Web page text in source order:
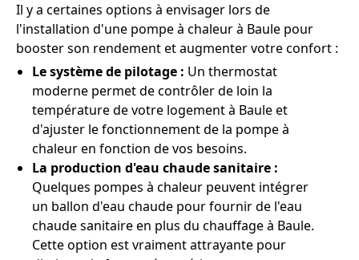
Il y a certaines options à envisager lors de
l'installation d'une pompe à chaleur à Baule pour
booster son rendement et augmenter votre confort :
Le système de pilotage : Un thermostat
moderne permet de contrôler de loin la
température de votre logement à Baule et
d'ajuster le fonctionnement de la pompe à
chaleur en fonction de vos besoins.
La production d'eau chaude sanitaire :
Quelques pompes à chaleur peuvent intégrer
un ballon d'eau chaude pour fournir de l'eau
chaude sanitaire en plus du chauffage à Baule.
Cette option est vraiment attrayante pour